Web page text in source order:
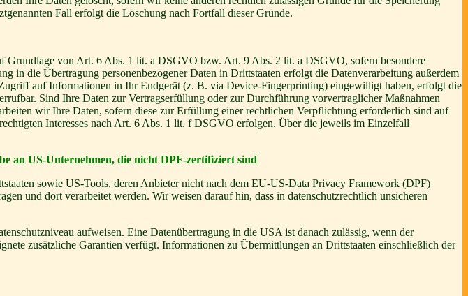
Fall erfolgt die Löschung nach Fortfall dieser Gründe.
Grundlage von Art. 6 Abs. 1 lit. a DSGVO bzw. Art. 9 Abs. 2 lit. a DSGVO, sofern besondere
die Übertragung personenbezogener Daten in Drittstaaten erfolgt die Datenverarbeitung außerdem
auf Informationen in Ihr Endgerät (z. B. via Device-Fingerprinting) eingewilligt haben, erfolgt die
Sind Ihre Daten zur Vertragserfüllung oder zur Durchführung vorvertraglicher Maßnahmen
wir Ihre Daten, sofern diese zur Erfüllung einer rechtlichen Verpflichtung erforderlich sind auf
Interesses nach Art. 6 Abs. 1 lit. f DSGVO erfolgen. Über die jeweils im Einzelfall
an US-Unternehmen, die nicht DPF-zertifiziert sind
sowie US-Tools, deren Anbieter nicht nach dem EU-US-Data Privacy Framework (DPF)
und dort verarbeitet werden. Wir weisen darauf hin, dass in datenschutzrechtlich unsicheren
aufweisen. Eine Datenübertragung in die USA ist danach zulässig, wenn der
zusätzliche Garantien verfügt. Informationen zu Übermittlungen an Drittstaaten einschließlich der